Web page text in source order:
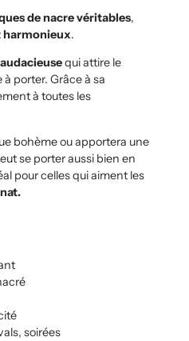
de nacre véritables,
harmonieux.
qui attire le
porter. Grâce à sa
à toutes les
bohème ou apportera une
se porter aussi bien en
pour celles qui aiment les
soirées